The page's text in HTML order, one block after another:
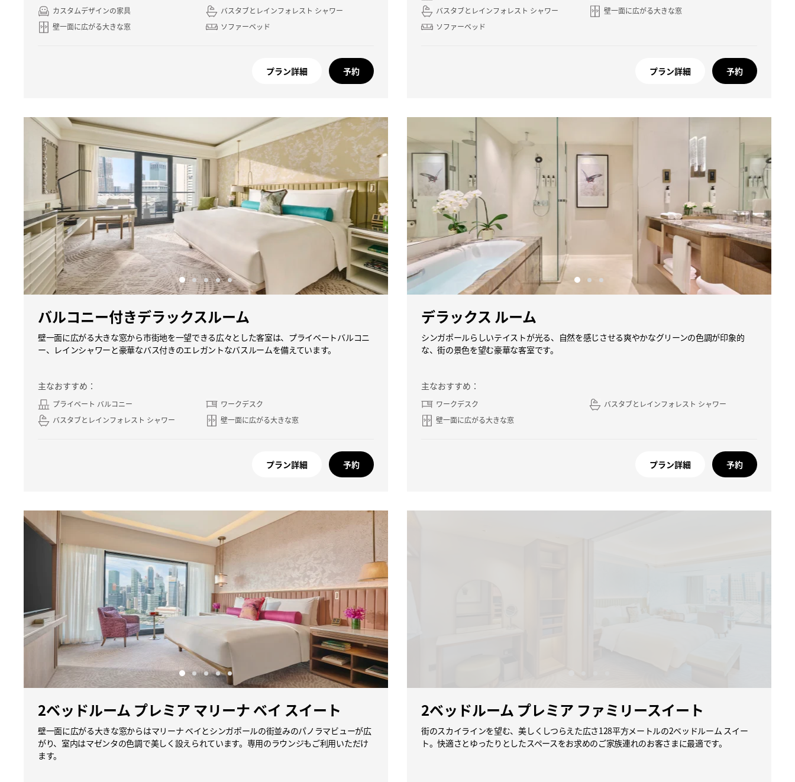
カスタムデザインの家具
バスタブとレインフォレスト シャワー
壁一面に広がる大きな窓
ソファーベッド
プラン詳細 予約
バスタブとレインフォレスト シャワー
壁一面に広がる大きな窓
ソファーベッド
プラン詳細 予約
バルコニー付きデラックスルーム
壁一面に広がる大きな窓から市街地を一望できる広々とした客室は、プライベートバルコニ
ー、レインシャワーと豪華なバス付きのエレガントなバスルームを備えています。
主なおすすめ：
プライベート バルコニー
ワークデスク
バスタブとレインフォレスト シャワー
壁一面に広がる大きな窓
プラン詳細 予約
デラックス ルーム
シンガポールらしいテイストが光る、自然を感じさせる爽やかなグリーンの色調が印象的
な、街の景色を望む豪華な客室です。
主なおすすめ：
ワークデスク
バスタブとレインフォレスト シャワー
壁一面に広がる大きな窓
プラン詳細 予約
2ベッドルーム プレミア マリーナ ベイ スイート
壁一面に広がる大きな窓からはマリーナ ベイとシンガポールの街並みのパノラマビューが広
がり、室内はマゼンタの色調で美しく設えられています。専用のラウンジもご利用いただけ
ます。
2ベッドルーム プレミア ファミリースイート
街のスカイラインを望む、美しくしつらえた広さ128平方メートルの2ベッドルーム スイー
ト。快適さとゆったりとしたスペースをお求めのご家族連れのお客さまに最適です。